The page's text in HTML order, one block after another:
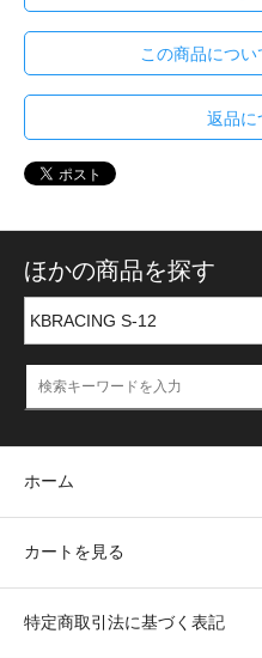
この商品につ
返品に
ほかの商品を探す
ホーム
カートを見る
特定商取引法に基づく表記